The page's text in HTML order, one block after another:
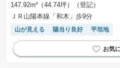
147.92m²（44.74坪）（登記）
ＪＲ山陽本線「和木」歩9分
山が見える 陽当り良好 平坦地